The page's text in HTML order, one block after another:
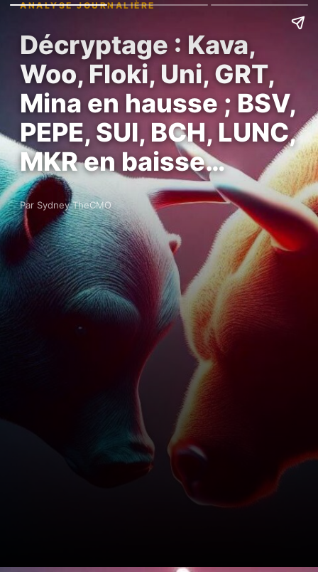
ANALYSE JOURNALIÈRE
Décryptage : Kava,
Woo, Floki, Uni, GRT,
Mina en hausse ; BSV,
PEPE, SUI, BCH, LUNC,
MKR en baisse…
Par Sydney TheCMO